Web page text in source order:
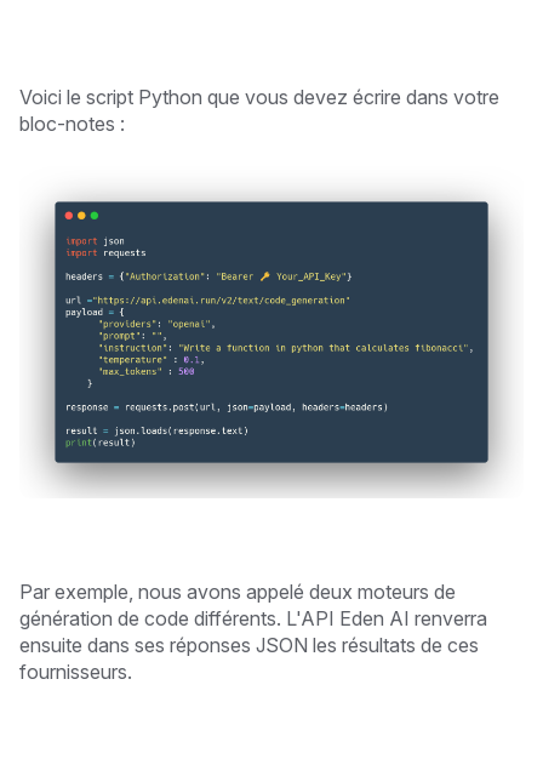
Voici le script Python que vous devez écrire dans votre
bloc-notes :
Par exemple, nous avons appelé deux moteurs de
génération de code différents. L'API Eden AI renverra
ensuite dans ses réponses JSON les résultats de ces
fournisseurs.